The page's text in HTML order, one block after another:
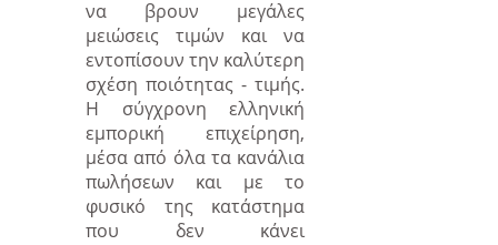
να βρουν μεγάλες
μειώσεις τιμών και να
εντοπίσουν την καλύτερη
σχέση ποιότητας - τιμής.
Η σύγχρονη ελληνική
εμπορική επιχείρηση,
μέσα από όλα τα κανάλια
πωλήσεων και με το
φυσικό της κατάστημα
που δεν κάνει